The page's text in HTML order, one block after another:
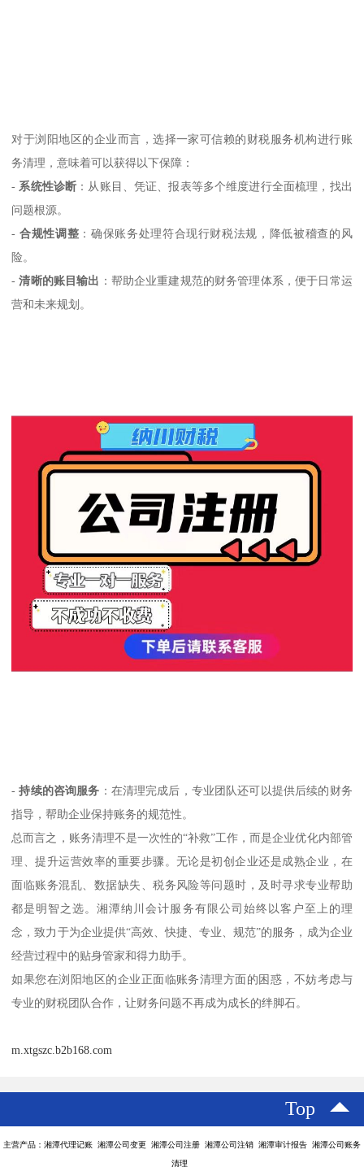
对于浏阳地区的企业而言，选择一家可信赖的财税服务机构进行账
务清理，意味着可以获得以下保障：
- 系统性诊断 ：从账目、凭证、报表等多个维度进行全面梳理，找出
问题根源。
- 合规性调整 ：确保账务处理符合现行财税法规，降低被稽查的风
险。
-清晰的账目输出 ：帮助企业重建规范的财务管理体系，便于日常运
营和未来规划。
-持续的咨询服务 ：在清理完成后，专业团队还可以提供后续的财务
指导，帮助企业保持账务的规范性。
总而言之，账务清理不是一次性的“补救”工作，而是企业优化内部管
理、提升运营效率的重要步骤。无论是初创企业还是成熟企业，在
面临账务混乱、数据缺失、税务风险等问题时，及时寻求专业帮助
都是明智之选。湘潭纳川会计服务有限公司始终以客户至上的理
念，致力于为企业提供“高效、快捷、专业、规范”的服务，成为企业
经营过程中的贴身管家和得力助手。
如果您在浏阳地区的企业正面临账务清理方面的困惑，不妨考虑与
专业的财税团队合作，让财务问题不再成为成长的绊脚石。
m.xtgszc.b2b168.com
Top
主营产品：湘潭代理记账 湘潭公司变更 湘潭公司注册 湘潭公司注销 湘潭审计报告 湘潭公司账务
清理